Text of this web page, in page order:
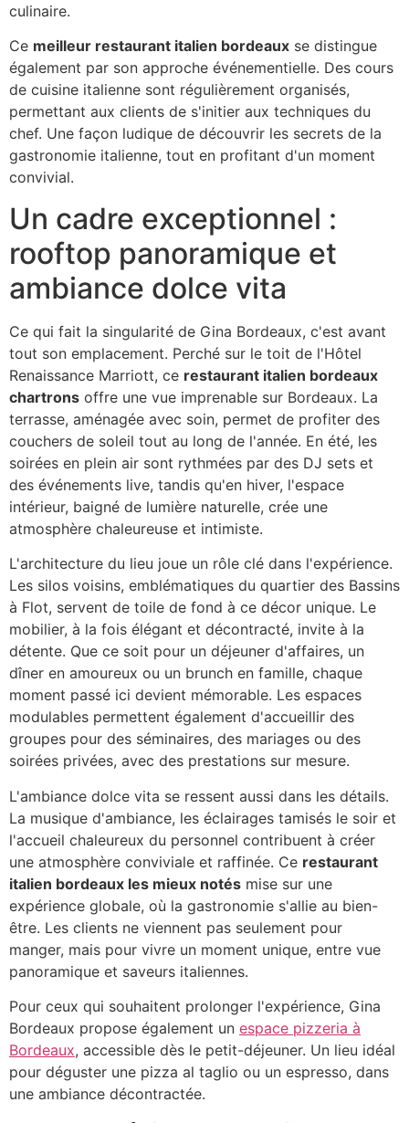
culinaire.
Ce meilleur restaurant italien bordeaux se distingue
également par son approche événementielle. Des cours
de cuisine italienne sont régulièrement organisés,
permettant aux clients de s'initier aux techniques du
chef. Une façon ludique de découvrir les secrets de la
gastronomie italienne, tout en profitant d'un moment
convivial.
Un cadre exceptionnel :
rooftop panoramique et
ambiance dolce vita
Ce qui fait la singularité de Gina Bordeaux, c'est avant
tout son emplacement. Perché sur le toit de l'Hôtel
Renaissance Marriott, ce restaurant italien bordeaux
chartrons offre une vue imprenable sur Bordeaux. La
terrasse, aménagée avec soin, permet de profiter des
couchers de soleil tout au long de l'année. En été, les
soirées en plein air sont rythmées par des DJ sets et
des événements live, tandis qu'en hiver, l'espace
intérieur, baigné de lumière naturelle, crée une
atmosphère chaleureuse et intimiste.
L'architecture du lieu joue un rôle clé dans l'expérience.
Les silos voisins, emblématiques du quartier des Bassins
à Flot, servent de toile de fond à ce décor unique. Le
mobilier, à la fois élégant et décontracté, invite à la
détente. Que ce soit pour un déjeuner d'affaires, un
dîner en amoureux ou un brunch en famille, chaque
moment passé ici devient mémorable. Les espaces
modulables permettent également d'accueillir des
groupes pour des séminaires, des mariages ou des
soirées privées, avec des prestations sur mesure.
L'ambiance dolce vita se ressent aussi dans les détails.
La musique d'ambiance, les éclairages tamisés le soir et
l'accueil chaleureux du personnel contribuent à créer
une atmosphère conviviale et raffinée. Ce restaurant
italien bordeaux les mieux notés mise sur une
expérience globale, où la gastronomie s'allie au bien-
être. Les clients ne viennent pas seulement pour
manger, mais pour vivre un moment unique, entre vue
panoramique et saveurs italiennes.
Pour ceux qui souhaitent prolonger l'expérience, Gina
Bordeaux propose également un espace pizzeria à
Bordeaux, accessible dès le petit-déjeuner. Un lieu idéal
pour déguster une pizza al taglio ou un espresso, dans
une ambiance décontractée.